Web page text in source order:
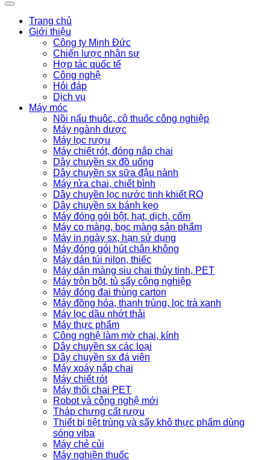
Trang chủ
Giới thiệu
Công ty Minh Đức
Chiến lược nhân sự
Hợp tác quốc tế
Công nghệ
Hỏi đáp
Dịch vụ
Máy móc
Nồi nấu thuôc, cô thuốc công nghiệp
Máy ngành dược
Máy lọc rượu
Máy chiết rót, đóng nắp chai
Dây chuyền sx đồ uống
Dây chuyền sx sữa đậu nành
Máy rửa chai, chiết bình
Dây chuyền lọc nước tinh khiết RO
Dây chuyền sx bánh kẹo
Máy đóng gói bột, hạt, dịch, cốm
Máy co màng, bọc màng sản phẩm
Máy in ngày sx, hạn sử dụng
Máy đóng gói hút chân không
Máy dán túi nilon, thiếc
Máy dán màng siu chai thủy tinh, PET
Máy trộn bột, tủ sấy công nghiệp
Máy đóng đai thùng carton
Máy đồng hóa, thanh trùng, lọc trà xanh
Máy lọc dầu nhớt thải
Máy thực phẩm
Công nghệ làm mờ chai, kính
Dây chuyền sx các loại
Dây chuyền sx đá viên
Máy xoáy nắp chai
Máy chiết rót
Máy thổi chai PET
Robot và công nghệ mới
Tháp chưng cất rượu
Thiết bị tiệt trùng và sấy khô thực phẩm dùng
sóng viba
Máy chẻ củi
Máy nghiền thuốc